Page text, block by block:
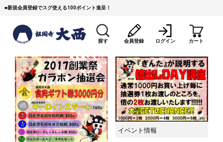
■新規会員登録でスグ使える100ポイント進呈！
探す
すき焼き 焼 肉
会員登録 ログイン カート
イベント情報